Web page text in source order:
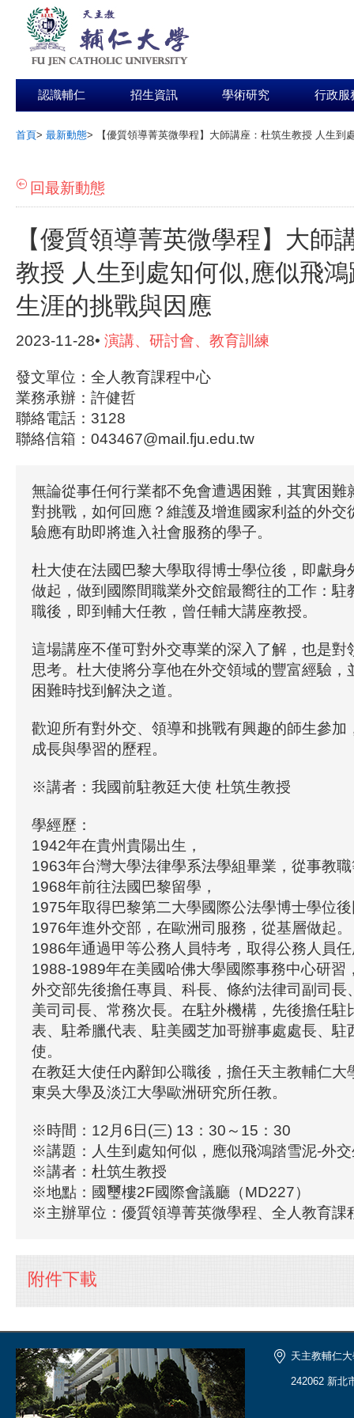
認識輔仁 招生資訊 學術研究 行政服
首頁> 最新動態> 【優質領導菁英微學程】大師講座：杜筑生教授 人生
回最新動態
【優質領導菁英微學程】大師
教授 人生到處知何似,應似飛
生涯的挑戰與因應
2023-11-28• 演講、研討會、教育訓練
發文單位：全人教育課程中心
業務承辦：許健哲
聯絡電話：3128
聯絡信箱：043467@mail.fju.edu.tw
無論從事任何行業都不免會遭遇困難，其實困難
對挑戰，如何回應？維護及增進國家利益的外交
驗應有助即將進入社會服務的學子。
杜大使在法國巴黎大學取得博士學位後，即獻身
做起，做到國際間職業外交館最嚮往的工作：駐
職後，即到輔大任教，曾任輔大講座教授。
這場講座不僅可對外交專業的深入了解，也是對
思考。杜大使將分享他在外交領域的豐富經驗，
困難時找到解決之道。
歡迎所有對外交、領導和挑戰有興趣的師生參加
成長與學習的歷程。
※講者：我國前駐教廷大使 杜筑生教授
學經歷：
1942年在貴州貴陽出生，
1963年台灣大學法律學系法學組畢業，從事教
1968年前往法國巴黎留學，
1975年取得巴黎第二大學國際公法學博士學位
1976年進外交部，在歐洲司服務，從基層做起。
1986年通過甲等公務人員特考，取得公務人員
1988-1989年在美國哈佛大學國際事務中心研習
外交部先後擔任專員、科長、條約法律司副司長
美司司長、常務次長。在駐外機構，先後擔任駐
表、駐希臘代表、駐美國芝加哥辦事處處長、駐
使。
在教廷大使任內辭卸公職後，擔任天主教輔仁大
東吳大學及淡江大學歐洲研究所任教。
※時間：12月6日(三) 13：30～15：30
※講題：人生到處知何似，應似飛鴻踏雪泥-外
※講者：杜筑生教授
※地點：國璽樓2F國際會議廳（MD227）
※主辦單位：優質領導菁英微學程、全人教育課
附件下載
天主教輔仁
242062 新北